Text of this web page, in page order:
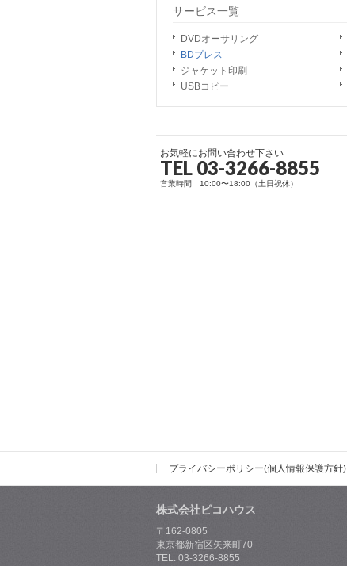
サービス一覧
DVDオーサリング
BDプレス
ジャケット印刷
USBコピー
お気軽にお問い合わせ下さい
TEL 03-3266-8855
営業時間 10:00〜18:00（土日祝休）
プライバシーポリシー(個人情報保護方針)
株式会社ピコハウス
〒162-0805
東京都新宿区矢来町70
TEL: 03-3266-8855